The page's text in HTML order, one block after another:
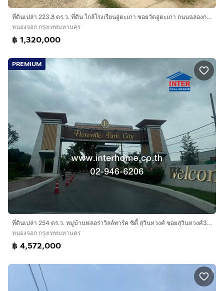
ที่ดินเปล่า 223.8 ตร.ว. ที่ดิน ใกล้โรงเรียนอู่ตะเภา ซอยวัดอู่ตะเภา ถนนฉลองกรุง ถนนสุวินทวงศ์ ถนนร่มเกล้า เขตหนองจอก กรุงเทพมหานคร
หนองจอก กรุงเทพมหานคร
฿ 1,320,000
PREMIUM
ที่ดินเปล่า 254 ตร.ว. หมู่บ้านฟลอร่าวิลล์พาร์ค ซิตี้ สุวินทวงศ์ ซอยสุวินทวงศ์38 ถนนสุวินทวงศ์ ถนนรามอินทรา เขตหนองจอก กรุงเทพมหานคร
หนองจอก กรุงเทพมหานคร
฿ 4,572,000